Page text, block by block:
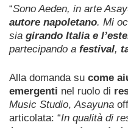
“Sono Aeden, in arte
autore napoletano. Mi
sia girando Italia e
partecipando a festival,
Alla domanda su come
emergenti nel ruolo di
Music Studio,Asayuna
articolata: “In qualità di